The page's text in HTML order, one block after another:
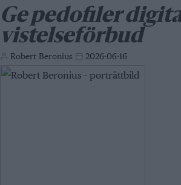
Ge pedofiler
vistelseförbud
Robert Beronius 2026-06-16